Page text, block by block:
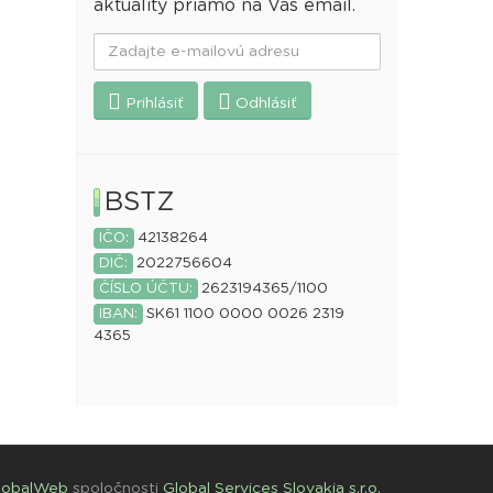
aktuality priamo na Váš email.
Prihlásiť Odhlásiť
BSTZ
IČO:
42138264
DIČ:
2022756604
ČÍSLO ÚČTU:
2623194365/1100
IBAN:
SK61 1100 0000 0026 2319
4365
spoločnosti Global Services Slovakia s.r.o.